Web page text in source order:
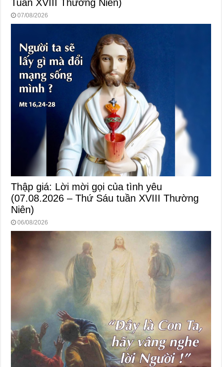
Tuần XVIII Thường Niên)
07/08/2026
Thập giá: Lời mời gọi của tình yêu
(07.08.2026 – Thứ Sáu tuần XVIII Thường
Niên)
06/08/2026